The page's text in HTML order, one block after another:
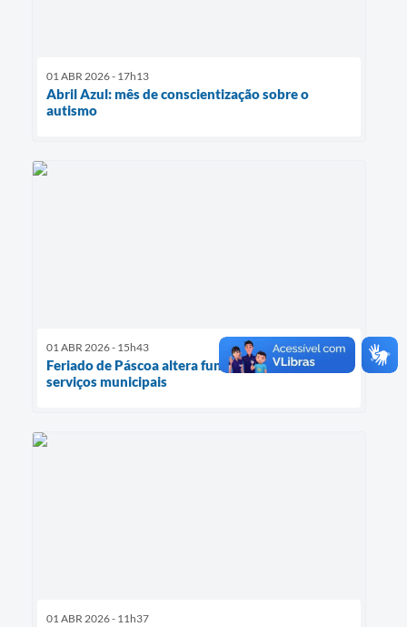
01 ABR 2026 - 17h13
Abril Azul: mês de conscientização sobre o
autismo
01 ABR 2026 - 15h43
Feriado de Páscoa altera funcionamento dos
serviços municipais
01 ABR 2026 - 11h37